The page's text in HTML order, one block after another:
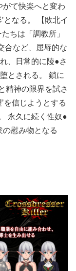
て快楽へと変わ
となる。 【敗北イ
ちは「調教所」
合など、屈辱的な
、日常的に陵●さ
とされる。 鎖に
精神の限界を試さ
を信じようとする
永久に続く性奴●
慰み物となる